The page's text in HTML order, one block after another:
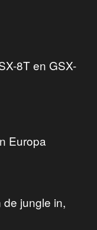
8T en GSX-
Europa
jungle in,